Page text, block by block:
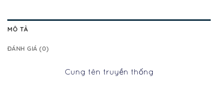
MÔ TẢ
ĐÁNH GIÁ (0)
Cung tên truyền thống